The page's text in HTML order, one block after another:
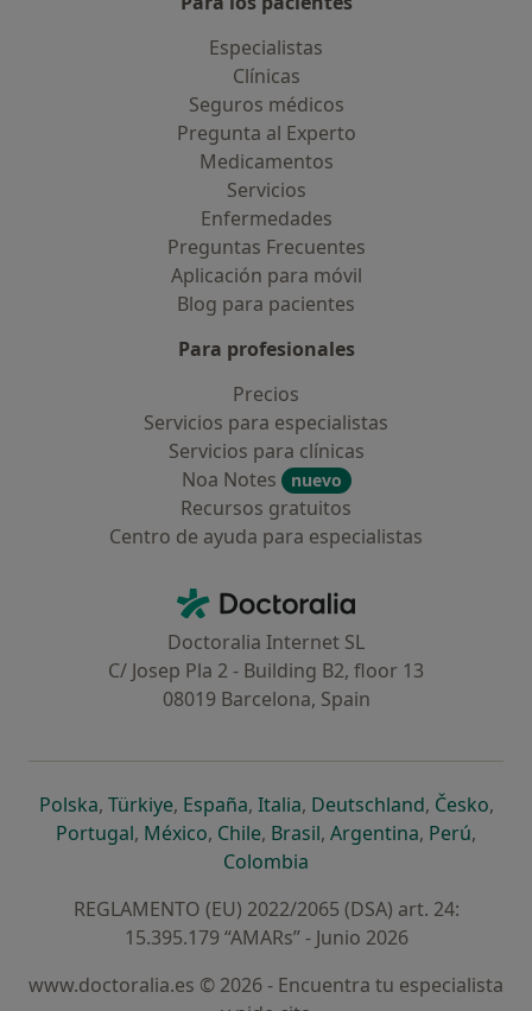
Especialistas
Clínicas
Seguros médicos
Pregunta al Experto
Medicamentos
Servicios
Enfermedades
Preguntas Frecuentes
Aplicación para móvil
Blog para pacientes
Para profesionales
Precios
Servicios para especialistas
Servicios para clínicas
Noa Notes
nuevo
Recursos gratuitos
Centro de ayuda para especialistas
Doctoralia - Página de inicio
Doctoralia Internet SL
C/ Josep Pla 2 - Building B2, floor 13
08019 Barcelona, Spain
Polskase abre en una nueva pestaña
, Türkiyese abre en una nueva pestaña
, Españase abre en una nueva pestaña
, Italiase abre en una nueva
, Deutschlandse abre en
, Českose
,
Portugalse abre en una nueva pestaña
, Méxicose abre en una nueva pestaña
, Chilese abre en una nueva pestaña
, Brasilse abre en una nueva
, Argentinase abre en
, Perúse
,
Colombia
REGLAMENTO (EU) 2022/2065 (DSA) art. 24:
15.395.179 “AMARs” - Junio 2026
www.doctoralia.es © 2026 - Encuentra tu especialista